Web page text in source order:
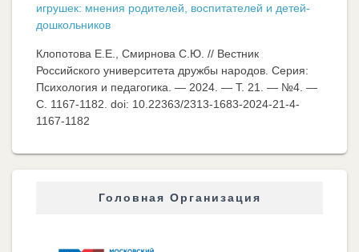
игрушек: мнения родителей, воспитателей и детей-
дошкольников
Клопотова Е.Е., Смирнова С.Ю. // Вестник
Российского университета дружбы народов. Серия:
Психология и педагогика. — 2024. — Т. 21. — №4. —
C. 1167-1182. doi: 10.22363/2313-1683-2024-21-4-
1167-1182
Головная Организация